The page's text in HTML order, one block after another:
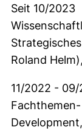
Seit 10/2023
Roland
11/2022 -